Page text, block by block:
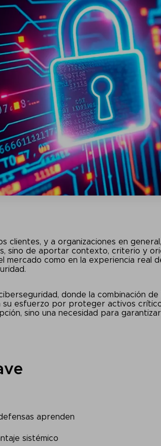
clientes, y a organizaciones en
sino de aportar contexto, criterio y
como en la experiencia real
donde la combinación
esfuerzo por proteger activos
sino una necesidad para
aprenden
sistémico